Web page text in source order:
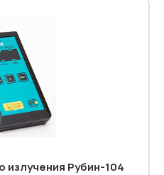
излучения Рубин-104